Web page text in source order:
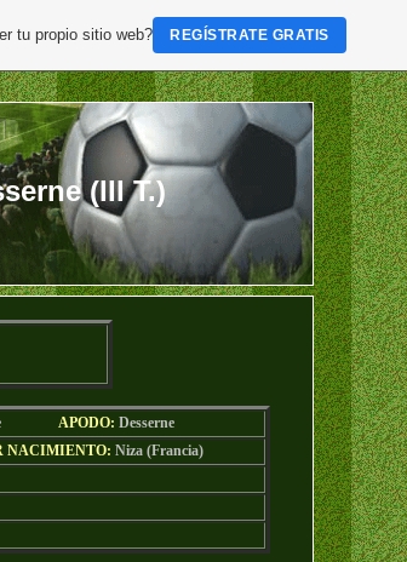
(III T.)
APODO: Desserne
NACIMIENTO: Niza (Francia)
tu propio sitio web? REGÍSTRATE GRATIS